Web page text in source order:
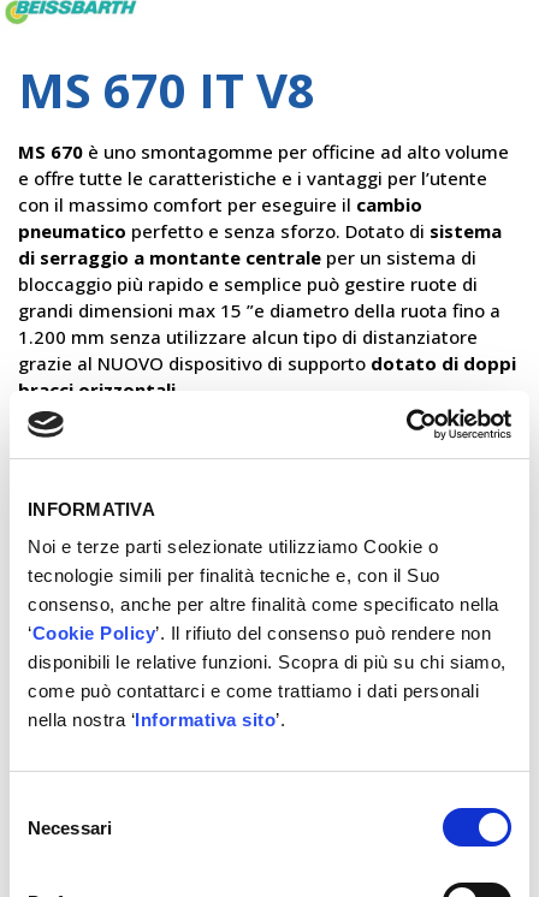
INFORMATIVA
Noi e terze parti selezionate utilizziamo Cookie o
tecnologie simili per finalità tecniche e, con il Suo
consenso, anche per altre finalità come specificato nella
‘Cookie Policy’. Il rifiuto del consenso può rendere non
disponibili le relative funzioni. Scopra di più su chi siamo,
come può contattarci e come trattiamo i dati personali
nella nostra ‘Informativa sito’.
delNecessari
MS 670 IT V8
MS 670 è uno smontagomme per officine ad alto volume
e offre tutte le caratteristiche e i vantaggi per l’utente
con il massimo comfort per eseguire il cambio
pneumatico perfetto e senza sforzo. Dotato di sistema
di serraggio a montante centrale per un sistema di
bloccaggio più rapido e semplice può gestire ruote di
grandi dimensioni max 15 ”e diametro della ruota fino a
1.200 mm senza utilizzare alcun tipo di distanziatore
grazie al NUOVO dispositivo di supporto dotato di doppi
bracci orizzontali
Contattaci!
×
REGISTRATI
che aumenta la rigidità dello
smontagomme e il sistema di stallonatura manuale